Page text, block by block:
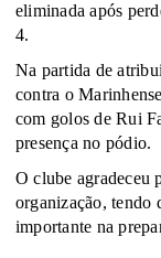
eliminada após
4.
Na partida de
contra o
com golos de Rui
presença no pódio.
O clube agradeceu
organização, tendo
importante na